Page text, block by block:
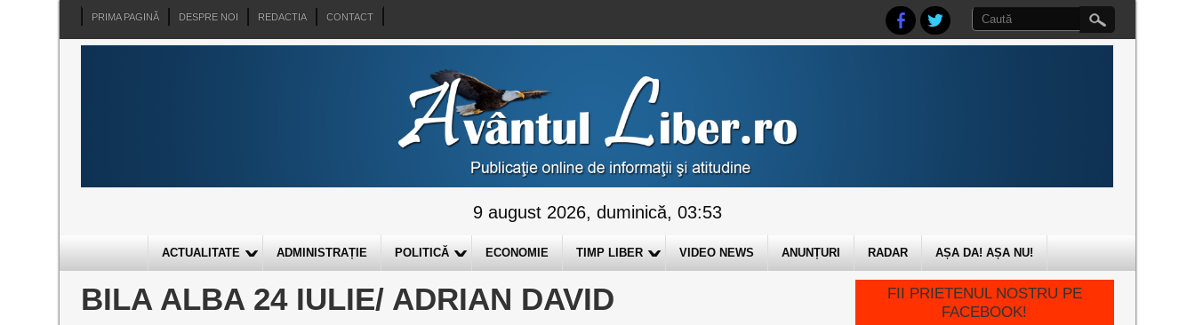
PRIMA PAGINĂ DESPRE NOI REDACTIA CONTACT
9 august 2026, duminică, 03:53
ACTUALITATE ADMINISTRAȚIE POLITICĂ ECONOMIE TIMP LIBER VIDEO NEWS ANUNȚURI RADAR AȘA DA! AȘA NU!
BILA ALBA 24 IULIE/ ADRIAN DAVID
FII PRIETENUL NOSTRU PE
FACEBOOK!